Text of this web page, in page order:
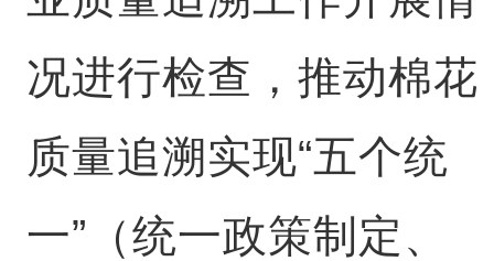
况进行检查，推动棉花
质量追溯实现“五个统
一”（统一政策制定、